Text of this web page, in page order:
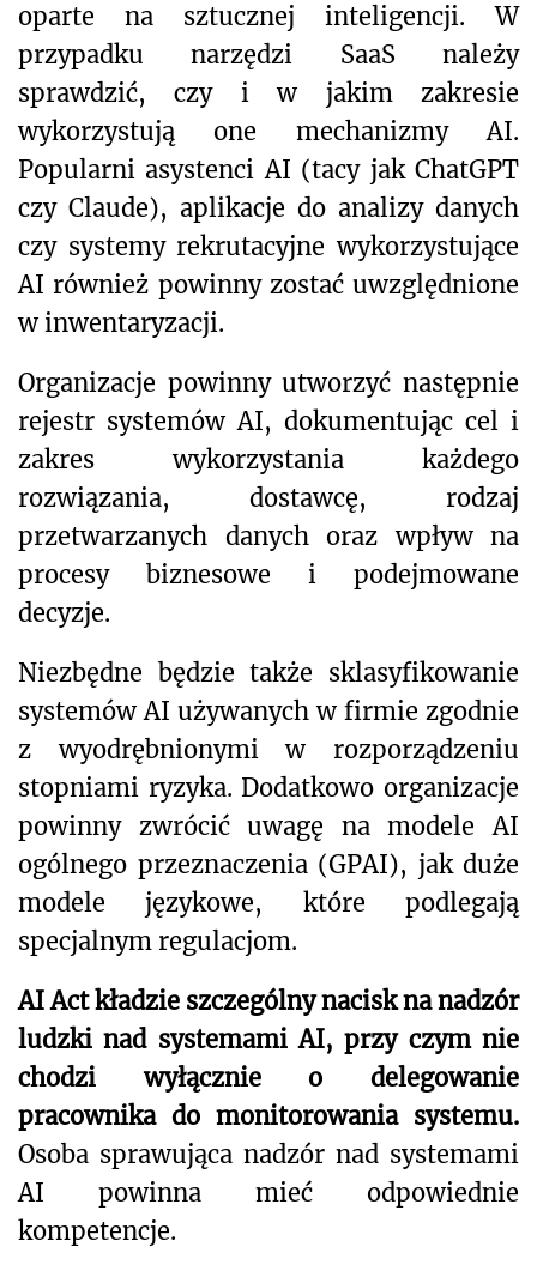
oparte na sztucznej inteligencji. W
przypadku narzędzi SaaS należy
sprawdzić, czy i w jakim zakresie
wykorzystują one mechanizmy AI.
Popularni asystenci AI (tacy jak ChatGPT
czy Claude), aplikacje do analizy danych
czy systemy rekrutacyjne wykorzystujące
AI również powinny zostać uwzględnione
w inwentaryzacji.
Organizacje powinny utworzyć następnie
rejestr systemów AI, dokumentując cel i
zakres wykorzystania każdego
rozwiązania, dostawcę, rodzaj
przetwarzanych danych oraz wpływ na
procesy biznesowe i podejmowane
decyzje.
Niezbędne będzie także sklasyfikowanie
systemów AI używanych w firmie zgodnie
z wyodrębnionymi w rozporządzeniu
stopniami ryzyka. Dodatkowo organizacje
powinny zwrócić uwagę na modele AI
ogólnego przeznaczenia (GPAI), jak duże
modele językowe, które podlegają
specjalnym regulacjom.
AI Act kładzie szczególny nacisk na nadzór
ludzki nad systemami AI, przy czym nie
chodzi wyłącznie o delegowanie
pracownika do monitorowania systemu.
Osoba sprawująca nadzór nad systemami
AI powinna mieć odpowiednie
kompetencje.